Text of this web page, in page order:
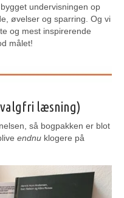
undervisningen op
øvelser og sparring. Og vi
og mest inspirerende
målet!
læsning)
så bogpakken er blot
endnu klogere på